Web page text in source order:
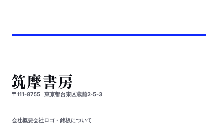
〒111-8755 東京都台東区蔵前2-5-3
会社概要会社ロゴ・銘板について